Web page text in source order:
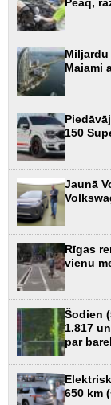
Maiami
150
Jaunā
Rīgas
vienu
Šodien
1.817
par
650 km